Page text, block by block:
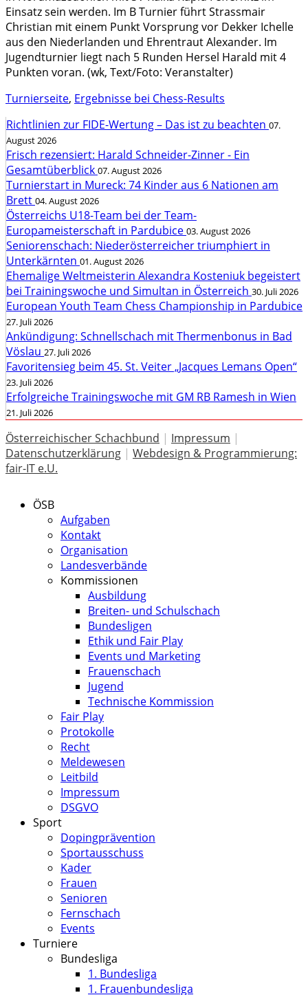
Einsatz sein werden. Im B Turnier führt Strassmair
Christian mit einem Punkt Vorsprung vor Dekker Ichelle
aus den Niederlanden und Ehrentraut Alexander. Im
Jugendturnier liegt nach 5 Runden Hersel Harald mit 4
Punkten voran. (wk, Text/Foto: Veranstalter)
Turnierseite, Ergebnisse bei Chess-Results
Richtlinien zur FIDE-Wertung – Das ist zu beachten 07.
August 2026
Frisch rezensiert: Harald Schneider-Zinner - Ein
Gesamtüberblick 07. August 2026
Turnierstart in Mureck: 74 Kinder aus 6 Nationen am
Brett 04. August 2026
Österreichs U18-Team bei der Team-
Europameisterschaft in Pardubice 03. August 2026
Seniorenschach: Niederösterreicher triumphiert in
Unterkärnten 01. August 2026
Ehemalige Weltmeisterin Alexandra Kosteniuk begeistert
bei Trainingswoche und Simultan in Österreich 30. Juli 2026
European Youth Team Chess Championship in Pardubice
27. Juli 2026
Ankündigung: Schnellschach mit Thermenbonus in Bad
Vöslau 27. Juli 2026
Favoritensieg beim 45. St. Veiter „Jacques Lemans Open“
23. Juli 2026
Erfolgreiche Trainingswoche mit GM RB Ramesh in Wien
21. Juli 2026
Österreichischer Schachbund | Impressum |
Datenschutzerklärung | Webdesign & Programmierung:
fair-IT e.U.
ÖSB
Aufgaben
Kontakt
Organisation
Landesverbände
Kommissionen
Ausbildung
Breiten- und Schulschach
Bundesligen
Ethik und Fair Play
Events und Marketing
Frauenschach
Jugend
Technische Kommission
Fair Play
Protokolle
Recht
Meldewesen
Leitbild
Impressum
DSGVO
Sport
Dopingprävention
Sportausschuss
Kader
Frauen
Senioren
Fernschach
Events
Turniere
Bundesliga
1. Bundesliga
1. Frauenbundesliga